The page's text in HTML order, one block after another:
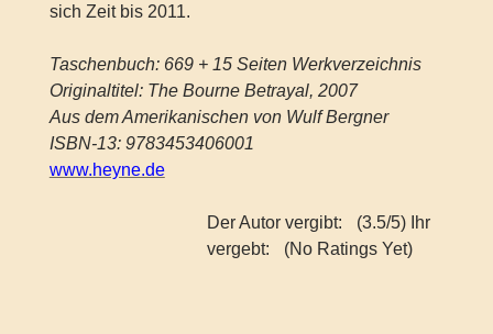
sich Zeit bis 2011.
Taschenbuch: 669 + 15 Seiten Werkverzeichnis
Originaltitel: The Bourne Betrayal, 2007
Aus dem Amerikanischen von Wulf Bergner
ISBN-13: 9783453406001
www.heyne.de
Der Autor vergibt:
(3.5/5) Ihr
vergebt:
(No Ratings Yet)